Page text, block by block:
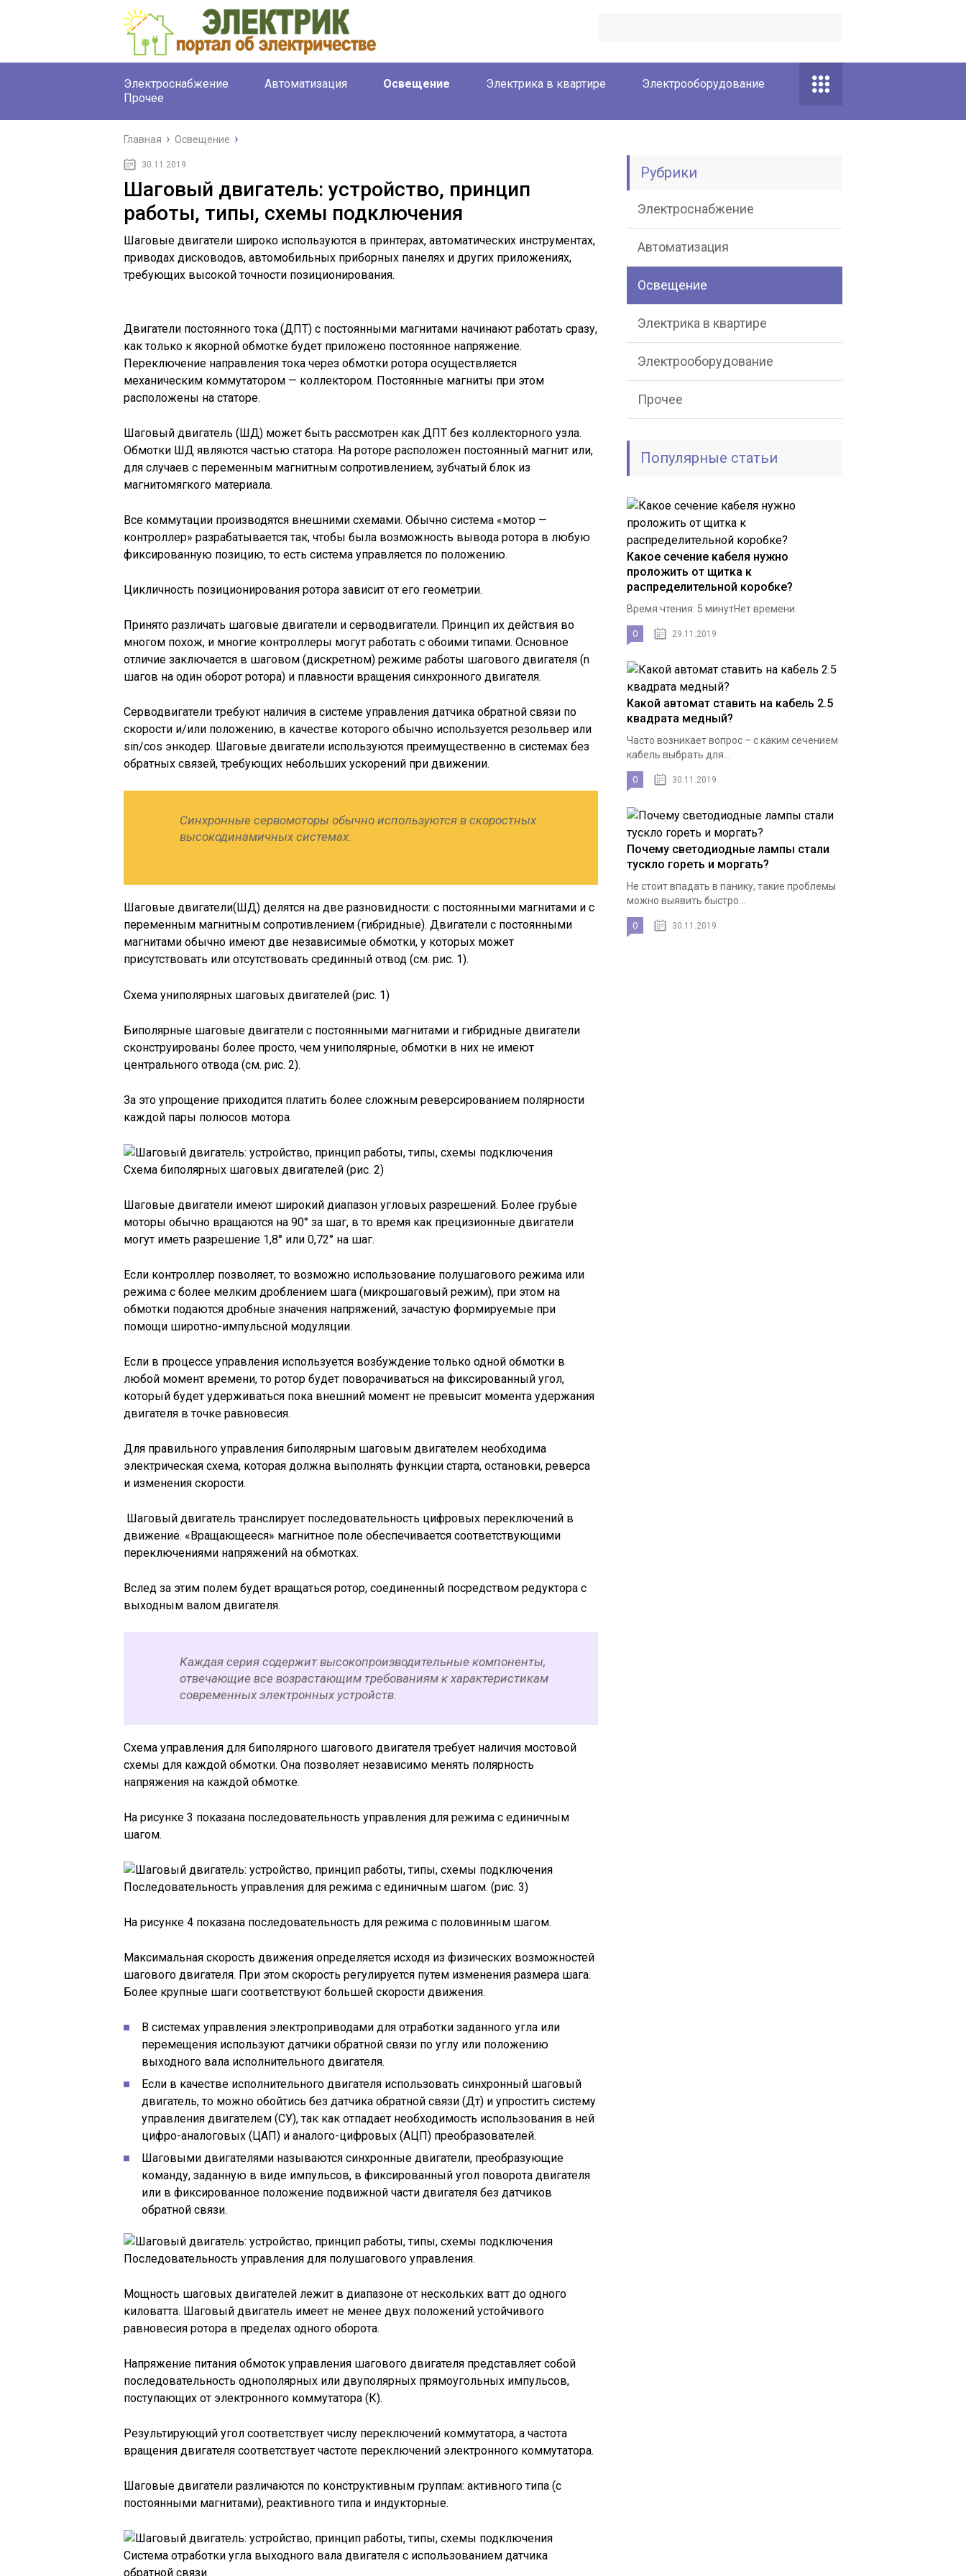
Электроснабжение Автоматизация Освещение Электрика в квартире
Электрооборудование
Прочее
Главная Освещение
30.11.2019
Шаговый двигатель: устройство, принцип
работы, типы, схемы подключения
Шаговые двигатели широко используются в принтерах, автоматических инструментах,
приводах дисководов, автомобильных приборных панелях и других приложениях,
требующих высокой точности позиционирования.
Двигатели постоянного тока (ДПТ) с постоянными магнитами начинают работать сразу,
как только к якорной обмотке будет приложено постоянное напряжение.
Переключение направления тока через обмотки ротора осуществляется
механическим коммутатором — коллектором. Постоянные магниты при этом
расположены на статоре.
Шаговый двигатель (ШД) может быть рассмотрен как ДПТ без коллекторного узла.
Обмотки ШД являются частью статора. На роторе расположен постоянный магнит или,
для случаев с переменным магнитным сопротивлением, зубчатый блок из
магнитомягкого материала.
Все коммутации производятся внешними схемами. Обычно система «мотор —
контроллер» разрабатывается так, чтобы была возможность вывода ротора в любую
фиксированную позицию, то есть система управляется по положению.
Цикличность позиционирования ротора зависит от его геометрии.
Принято различать шаговые двигатели и серводвигатели. Принцип их действия во
многом похож, и многие контроллеры могут работать с обоими типами. Основное
отличие заключается в шаговом (дискретном) режиме работы шагового двигателя (n
шагов на один оборот ротора) и плавности вращения синхронного двигателя.
Серводвигатели требуют наличия в системе управления датчика обратной связи по
скорости и/или положению, в качестве которого обычно используется резольвер или
sin/cos энкодер. Шаговые двигатели используются преимущественно в системах без
обратных связей, требующих небольших ускорений при движении.
Синхронные сервомоторы обычно используются в скоростных
высокодинамичных системах.
Шаговые двигатели(ШД) делятся на две разновидности: с постоянными магнитами и с
переменным магнитным сопротивлением (гибридные). Двигатели с постоянными
магнитами обычно имеют две независимые обмотки, у которых может
присутствовать или отсутствовать срединный отвод (см. рис. 1).
Схема униполярных шаговых двигателей (рис. 1)
Биполярные шаговые двигатели с постоянными магнитами и гибридные двигатели
сконструированы более просто, чем униполярные, обмотки в них не имеют
центрального отвода (см. рис. 2).
За это упрощение приходится платить более сложным реверсированием полярности
каждой пары полюсов мотора.
Схема биполярных шаговых двигателей (рис. 2)
Шаговые двигатели имеют широкий диапазон угловых разрешений. Более грубые
моторы обычно вращаются на 90° за шаг, в то время как прецизионные двигатели
могут иметь разрешение 1,8° или 0,72° на шаг.
Если контроллер позволяет, то возможно использование полушагового режима или
режима с более мелким дроблением шага (микрошаговый режим), при этом на
обмотки подаются дробные значения напряжений, зачастую формируемые при
помощи широтно-импульсной модуляции.
Если в процессе управления используется возбуждение только одной обмотки в
любой момент времени, то ротор будет поворачиваться на фиксированный угол,
который будет удерживаться пока внешний момент не превысит момента удержания
двигателя в точке равновесия.
Для правильного управления биполярным шаговым двигателем необходима
электрическая схема, которая должна выполнять функции старта, остановки, реверса
и изменения скорости.
Шаговый двигатель транслирует последовательность цифровых переключений в
движение. «Вращающееся» магнитное поле обеспечивается соответствующими
переключениями напряжений на обмотках.
Вслед за этим полем будет вращаться ротор, соединенный посредством редуктора с
выходным валом двигателя.
Каждая серия содержит высокопроизводительные компоненты,
отвечающие все возрастающим требованиям к характеристикам
современных электронных устройств.
Схема управления для биполярного шагового двигателя требует наличия мостовой
схемы для каждой обмотки. Она позволяет независимо менять полярность
напряжения на каждой обмотке.
На рисунке 3 показана последовательность управления для режима с единичным
шагом.
Последовательность управления для режима с единичным шагом. (рис. 3)
На рисунке 4 показана последовательность для режима с половинным шагом.
Максимальная скорость движения определяется исходя из физических возможностей
шагового двигателя. При этом скорость регулируется путем изменения размера шага.
Более крупные шаги соответствуют большей скорости движения.
В системах управления электроприводами для отработки заданного угла или
перемещения используют датчики обратной связи по углу или положению
выходного вала исполнительного двигателя.
Если в качестве исполнительного двигателя использовать синхронный шаговый
двигатель, то можно обойтись без датчика обратной связи (Дт) и упростить систему
управления двигателем (СУ), так как отпадает необходимость использования в ней
цифро-аналоговых (ЦАП) и аналого-цифровых (АЦП) преобразователей.
Шаговыми двигателями называются синхронные двигатели, преобразующие
команду, заданную в виде импульсов, в фиксированный угол поворота двигателя
или в фиксированное положение подвижной части двигателя без датчиков
обратной связи.
Последовательность управления для полушагового управления.
Мощность шаговых двигателей лежит в диапазоне от нескольких ватт до одного
киловатта. Шаговый двигатель имеет не менее двух положений устойчивого
равновесия ротора в пределах одного оборота.
Напряжение питания обмоток управления шагового двигателя представляет собой
последовательность однополярных или двуполярных прямоугольных импульсов,
поступающих от электронного коммутатора (К).
Результирующий угол соответствует числу переключений коммутатора, а частота
вращения двигателя соответствует частоте переключений электронного коммутатора.
Шаговые двигатели различаются по конструктивным группам: активного типа (с
постоянными магнитами), реактивного типа и индукторные.
Система отработки угла выходного вала двигателя с использованием датчика
обратной связи.
Рубрики
Электроснабжение
Автоматизация
Освещение
Электрика в квартире
Электрооборудование
Прочее
Популярные статьи
Какое сечение кабеля нужно
проложить от щитка к
распределительной коробке?
Время чтения: 5 минутНет времени.
0 29.11.2019
Какой автомат ставить на кабель 2.5
квадрата медный?
Часто возникает вопрос – с каким сечением
кабель выбрать для...
0 30.11.2019
Почему светодиодные лампы стали
тускло гореть и моргать?
Не стоит впадать в панику, такие проблемы
можно выявить быстро...
0 30.11.2019